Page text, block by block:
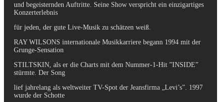
und begeisternden Auftritte. Seine Show verspricht ein einzigartiges
Konzerterlebnis
für jeden, der gute Live-Musik zu schätzen weiß.
RAY WILSONS internationale Musikkarriere begann 1994 mit der
Grunge-Sensation
STILTSKIN, als er die Charts mit dem Nummer-1-Hit ”INSIDE”
stürmte. Der Song
lief jahrelang als weltweiter TV-Spot der Jeansfirma „Levi’s”. 1997
wurde der Schotte